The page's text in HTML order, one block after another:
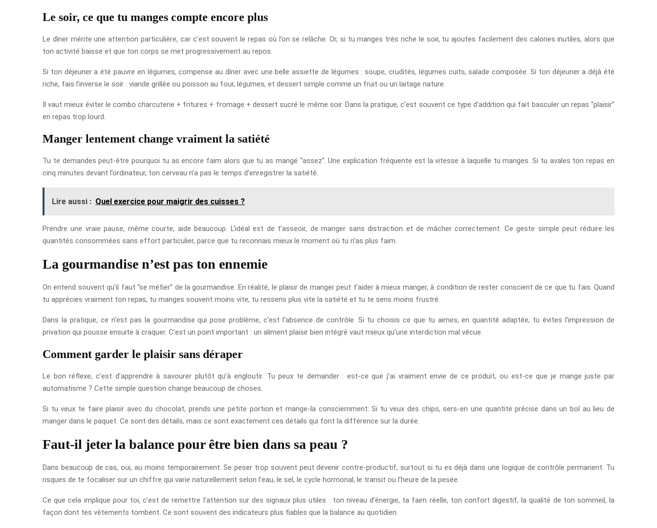
Le soir, ce que tu manges compte encore plus
Le dîner mérite une attention particulière, car c’est souvent le repas où l’on se relâche. Or, si tu manges très riche le soir, tu ajoutes facilement des calories inutiles, alors que
ton activité baisse et que ton corps se met progressivement au repos.
Si ton déjeuner a été pauvre en légumes, compense au dîner avec une belle assiette de légumes : soupe, crudités, légumes cuits, salade composée. Si ton déjeuner a déjà été
riche, fais l’inverse le soir : viande grillée ou poisson au four, légumes, et dessert simple comme un fruit ou un laitage nature.
Il vaut mieux éviter le combo charcuterie + fritures + fromage + dessert sucré le même soir. Dans la pratique, c’est souvent ce type d’addition qui fait basculer un repas “plaisir”
en repas trop lourd.
Manger lentement change vraiment la satiété
Tu te demandes peut-être pourquoi tu as encore faim alors que tu as mangé “assez”. Une explication fréquente est la vitesse à laquelle tu manges. Si tu avales ton repas en
cinq minutes devant l’ordinateur, ton cerveau n’a pas le temps d’enregistrer la satiété.
Lire aussi : Quel exercice pour maigrir des cuisses ?
Prendre une vraie pause, même courte, aide beaucoup. L’idéal est de t’asseoir, de manger sans distraction et de mâcher correctement. Ce geste simple peut réduire les
quantités consommées sans effort particulier, parce que tu reconnais mieux le moment où tu n’as plus faim.
La gourmandise n’est pas ton ennemie
On entend souvent qu’il faut “se méfier” de la gourmandise. En réalité, le plaisir de manger peut t’aider à mieux manger, à condition de rester conscient de ce que tu fais. Quand
tu apprécies vraiment ton repas, tu manges souvent moins vite, tu ressens plus vite la satiété et tu te sens moins frustré.
Dans la pratique, ce n’est pas la gourmandise qui pose problème, c’est l’absence de contrôle. Si tu choisis ce que tu aimes, en quantité adaptée, tu évites l’impression de
privation qui pousse ensuite à craquer. C’est un point important : un aliment plaisir bien intégré vaut mieux qu’une interdiction mal vécue.
Comment garder le plaisir sans déraper
Le bon réflexe, c’est d’apprendre à savourer plutôt qu’à engloutir. Tu peux te demander : est-ce que j’ai vraiment envie de ce produit, ou est-ce que je mange juste par
automatisme ? Cette simple question change beaucoup de choses.
Si tu veux te faire plaisir avec du chocolat, prends une petite portion et mange-la consciemment. Si tu veux des chips, sers-en une quantité précise dans un bol au lieu de
manger dans le paquet. Ce sont des détails, mais ce sont exactement ces détails qui font la différence sur la durée.
Faut-il jeter la balance pour être bien dans sa peau ?
Dans beaucoup de cas, oui, au moins temporairement. Se peser trop souvent peut devenir contre-productif, surtout si tu es déjà dans une logique de contrôle permanent. Tu
risques de te focaliser sur un chiffre qui varie naturellement selon l’eau, le sel, le cycle hormonal, le transit ou l’heure de la pesée.
Ce que cela implique pour toi, c’est de remettre l’attention sur des signaux plus utiles : ton niveau d’énergie, ta faim réelle, ton confort digestif, la qualité de ton sommeil, la
façon dont tes vêtements tombent. Ce sont souvent des indicateurs plus fiables que la balance au quotidien.